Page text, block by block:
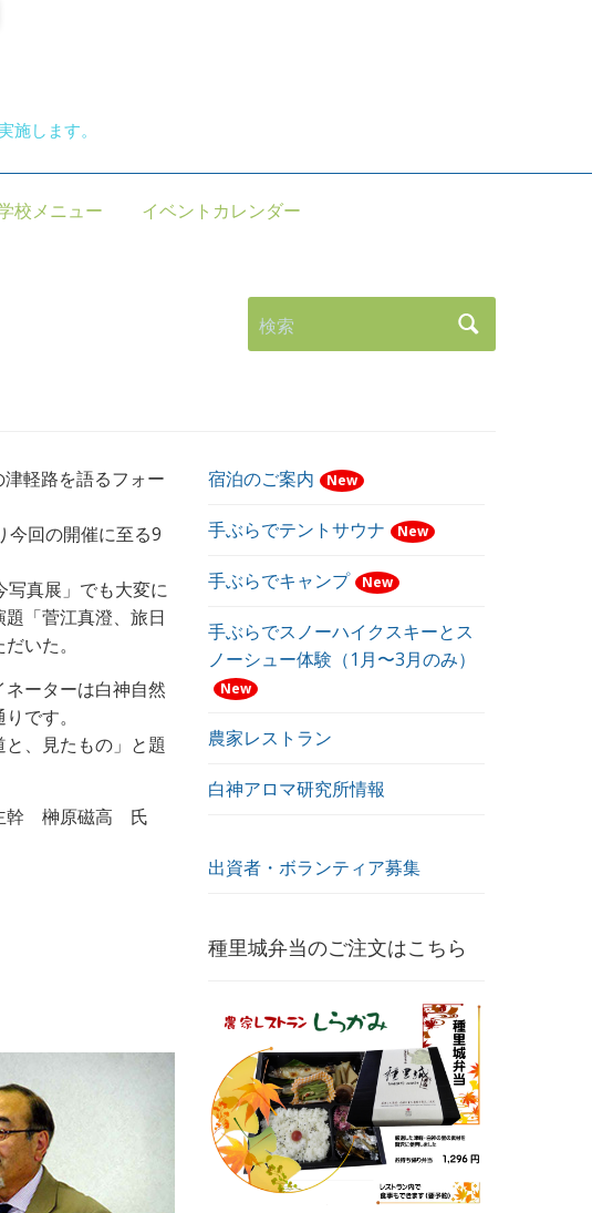
します。
校メニュー イベントカレンダー
検索
軽路を語るフォー
今回の開催に至る9
写真展」でも大変に
「菅江真澄、旅日
いた。
ーターは白神自然
りです。
、見たもの」と題
幹 榊原磁高 氏
宿泊のご案内 New
手ぶらでテントサウナ New
手ぶらでキャンプ New
手ぶらでスノーハイクスキーとス
ノーシュー体験（1月〜3月のみ）
New
農家レストラン
白神アロマ研究所情報
出資者・ボランティア募集
種里城弁当のご注文はこちら